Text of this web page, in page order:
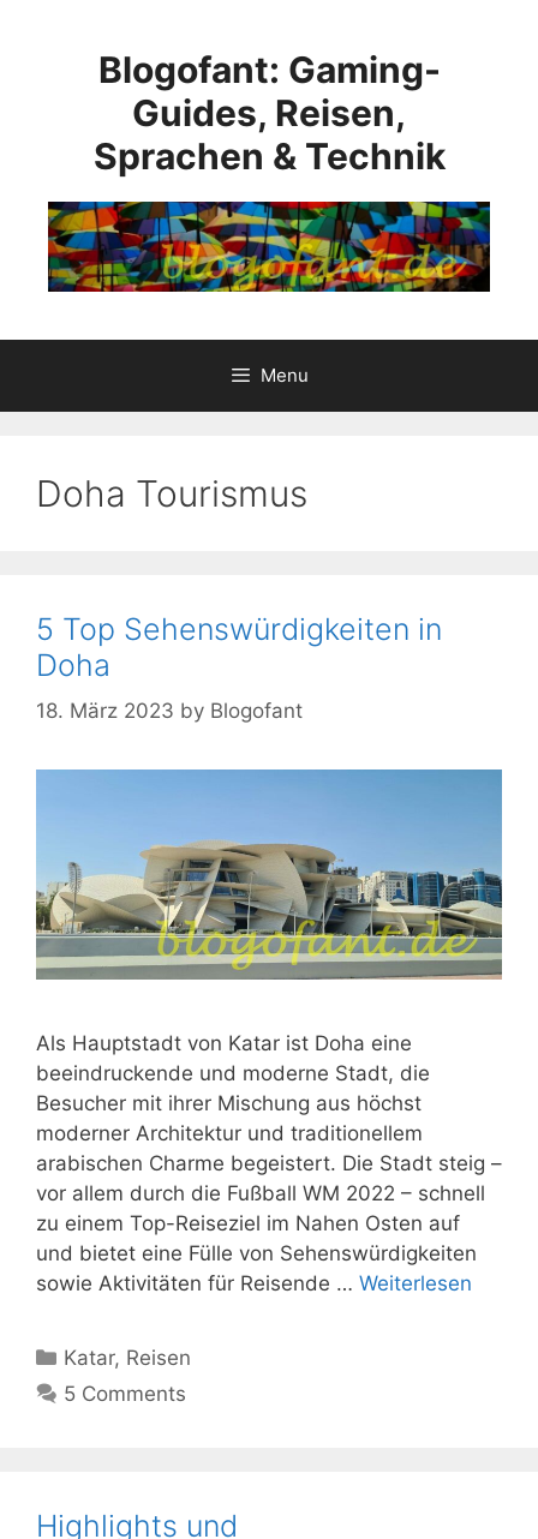
Blogofant: Gaming-
Guides, Reisen,
Sprachen & Technik
Menu
Doha Tourismus
5 Top Sehenswürdigkeiten in
Doha
18. März 2023 by Blogofant
Als Hauptstadt von Katar ist Doha eine
beeindruckende und moderne Stadt, die
Besucher mit ihrer Mischung aus höchst
moderner Architektur und traditionellem
arabischen Charme begeistert. Die Stadt steig –
vor allem durch die Fußball WM 2022 – schnell
zu einem Top-Reiseziel im Nahen Osten auf
und bietet eine Fülle von Sehenswürdigkeiten
sowie Aktivitäten für Reisende … Weiterlesen
Kategorien
Katar, Reisen
5 Comments
Highlights und